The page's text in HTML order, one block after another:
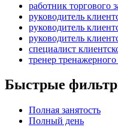
работник торгового
руководитель
руководитель
руководитель
специалист
тренер тренажерного
Быстрые
Полная занятость
Полный день